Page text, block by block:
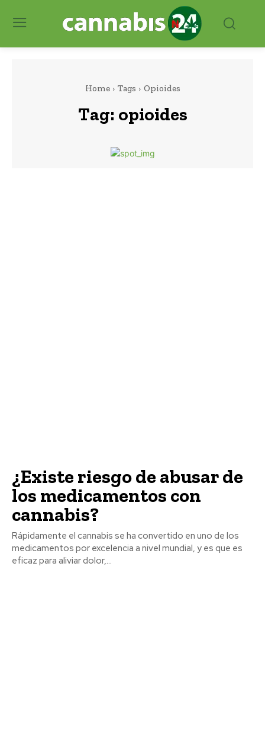
Home Tags Opioides
Tag: opioides
¿Existe riesgo de abusar de
los medicamentos con
cannabis?
Rápidamente el cannabis se ha convertido en uno de los
medicamentos por excelencia a nivel mundial, y es que es
eficaz para aliviar dolor,...